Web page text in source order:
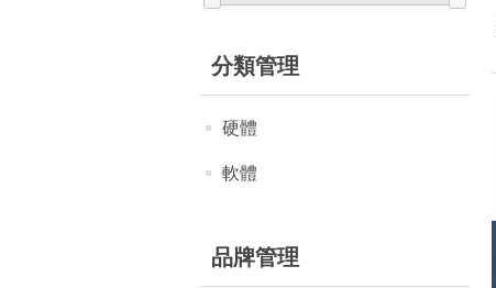
分類管理
硬體
軟體
品牌管理